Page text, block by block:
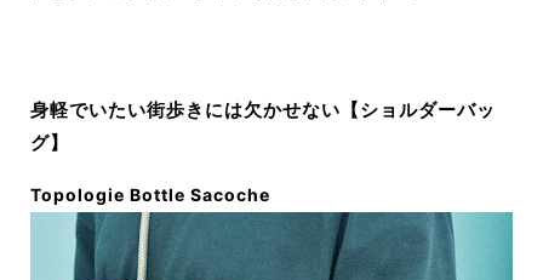
身軽でいたい街歩きには欠かせない【ショルダーバッ
グ】
Topologie Bottle Sacoche